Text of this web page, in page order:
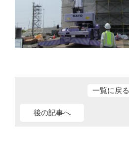
一覧に戻る
後の記事へ